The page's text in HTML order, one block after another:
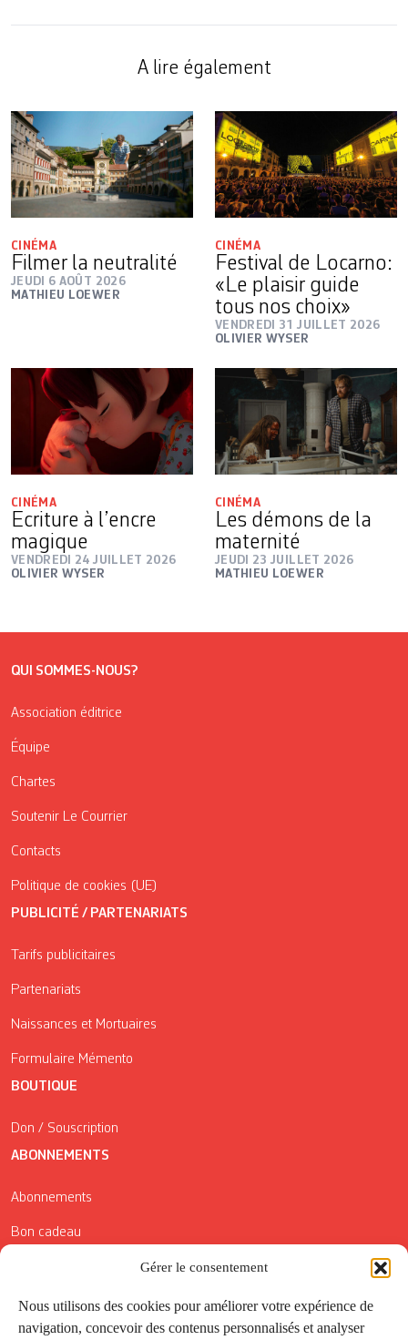
Gérer le consentement
Nous utilisons des cookies pour améliorer votre expérience de
navigation, concevoir des contenus personnalisés et analyser
A lire également
CINÉMA
Filmer la neutralité
JEUDI 6 AOÛT 2026
MATHIEU LOEWER
CINÉMA
Festival de Locarno:
«Le plaisir guide
tous nos choix»
VENDREDI 31 JUILLET 2026
OLIVIER WYSER
CINÉMA
Ecriture à l’encre
magique
VENDREDI 24 JUILLET 2026
OLIVIER WYSER
CINÉMA
Les démons de la
maternité
JEUDI 23 JUILLET 2026
MATHIEU LOEWER
QUI SOMMES-NOUS?
Association éditrice
Équipe
Chartes
Soutenir Le Courrier
Contacts
Politique de cookies (UE)
PUBLICITÉ / PARTENARIATS
Tarifs publicitaires
Partenariats
Naissances et Mortuaires
Formulaire Mémento
BOUTIQUE
Don / Souscription
ABONNEMENTS
Abonnements
Bon cadeau
Conditions générales de vente
Réductions de la Carte Côté Courrier
Application